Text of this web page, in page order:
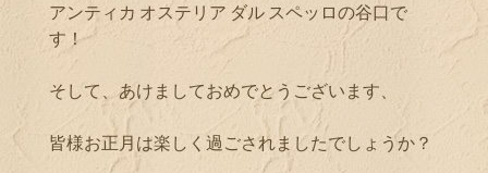
アンティカ オステリア ダル スペッロの谷口で
す！
そして、あけましておめでとうございます、
皆様お正月は楽しく過ごされましたでしょうか？